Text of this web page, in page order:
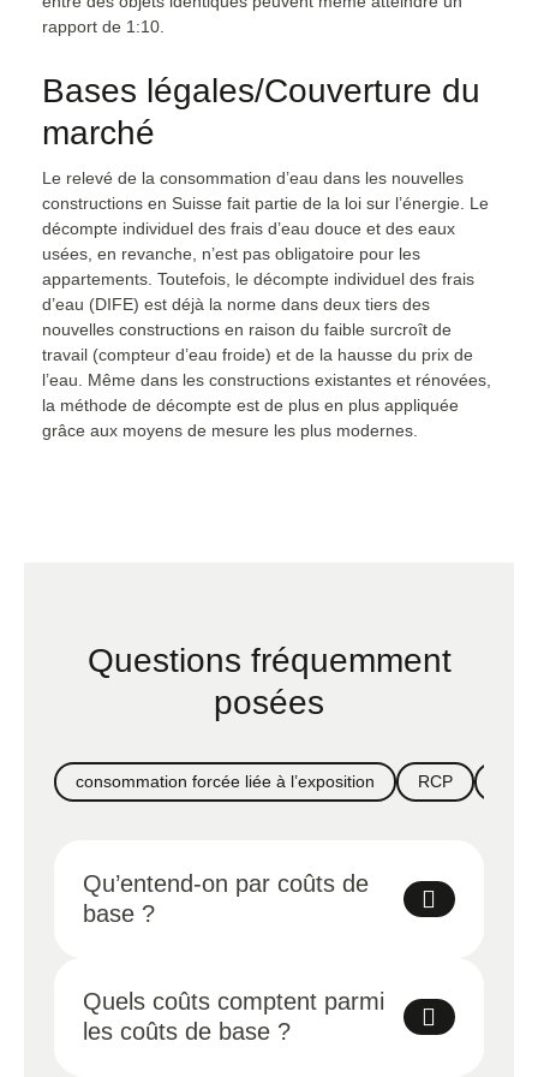
rapport de 1:10.
Bases légales/Couverture du
marché
Le relevé de la consommation d’eau dans les nouvelles
constructions en Suisse fait partie de la loi sur l’énergie. Le
décompte individuel des frais d’eau douce et des eaux
usées, en revanche, n’est pas obligatoire pour les
appartements. Toutefois, le décompte individuel des frais
d’eau (DIFE) est déjà la norme dans deux tiers des
nouvelles constructions en raison du faible surcroît de
travail (compteur d’eau froide) et de la hausse du prix de
l’eau. Même dans les constructions existantes et rénovées,
la méthode de décompte est de plus en plus appliquée
grâce aux moyens de mesure les plus modernes.
Questions fréquemment
posées
consommation forcée liée à l’exposition RCP
Qu’entend-on par coûts de
base ?
l’énergie et de l’eau consommées (mise à
disposition et entretien).
Quels coûts comptent parmi
les coûts de base ?